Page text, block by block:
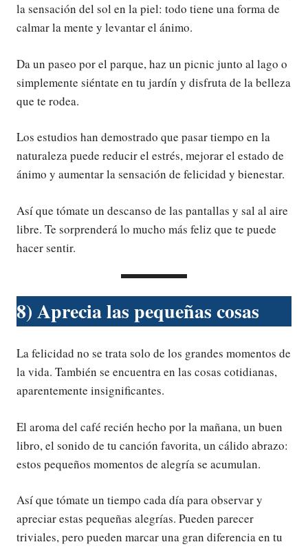
la sensación del sol en la piel: todo tiene una forma de
calmar la mente y levantar el ánimo.
Da un paseo por el parque, haz un picnic junto al lago o
simplemente siéntate en tu jardín y disfruta de la belleza
que te rodea.
Los estudios han demostrado que pasar tiempo en la
naturaleza puede reducir el estrés, mejorar el estado de
ánimo y aumentar la sensación de felicidad y bienestar.
Así que tómate un descanso de las pantallas y sal al aire
libre. Te sorprenderá lo mucho más feliz que te puede
hacer sentir.
8) Aprecia las pequeñas cosas
La felicidad no se trata solo de los grandes momentos de
la vida. También se encuentra en las cosas cotidianas,
aparentemente insignificantes.
El aroma del café recién hecho por la mañana, un buen
libro, el sonido de tu canción favorita, un cálido abrazo:
estos pequeños momentos de alegría se acumulan.
Así que tómate un tiempo cada día para observar y
apreciar estas pequeñas alegrías. Pueden parecer
triviales, pero pueden marcar una gran diferencia en tu